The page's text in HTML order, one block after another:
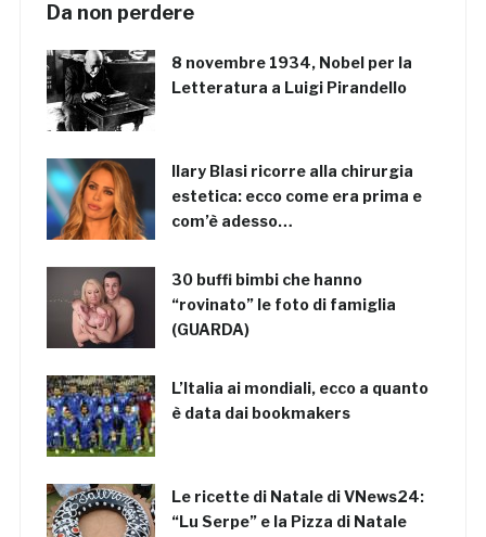
Da non perdere
8 novembre 1934, Nobel per la
Letteratura a Luigi Pirandello
Ilary Blasi ricorre alla chirurgia
estetica: ecco come era prima e
com’è adesso…
30 buffi bimbi che hanno
“rovinato” le foto di famiglia
(GUARDA)
L’Italia ai mondiali, ecco a quanto
è data dai bookmakers
Le ricette di Natale di VNews24:
“Lu Serpe” e la Pizza di Natale